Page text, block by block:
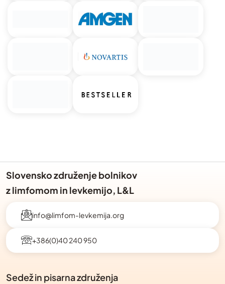
Slovensko združenje bolnikov
z limfomom in levkemijo, L&L
info@limfom-levkemija.org
+386(0)40 240 950
Sedež in pisarna združenja